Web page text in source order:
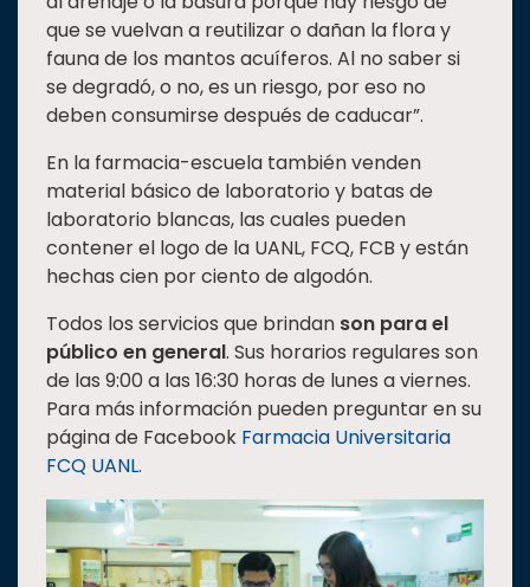
que se vuelvan a reutilizar o dañan la flora y
fauna de los mantos acuíferos. Al no saber si
se degradó, o no, es un riesgo, por eso no
deben consumirse después de caducar”.
En la farmacia-escuela también venden
material básico de laboratorio y batas de
laboratorio blancas, las cuales pueden
contener el logo de la UANL, FCQ, FCB y están
hechas cien por ciento de algodón.
Todos los servicios que brindan son para el
público en general. Sus horarios regulares son
de las 9:00 a las 16:30 horas de lunes a viernes.
Para más información pueden preguntar en su
página de Facebook Farmacia Universitaria
FCQ UANL.